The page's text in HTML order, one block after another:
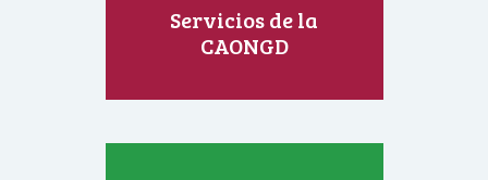
Servicios de la
CAONGD